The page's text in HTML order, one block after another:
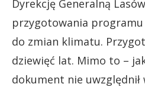
Dyrekcję Generalną
przygotowania
do zmian klimatu.
dziewięć lat. Mimo to –
dokument nie uwzględnił